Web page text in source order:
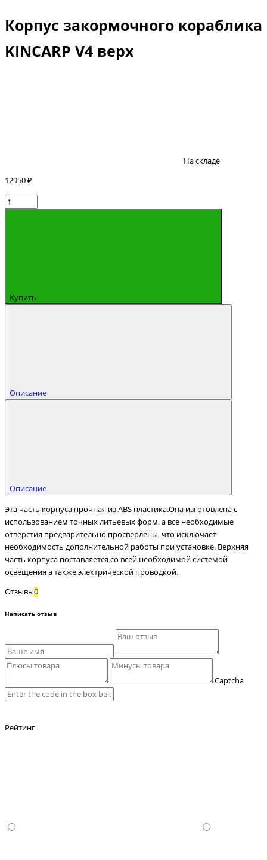
Корпус закормочного кораблика
KINCARP V4 верх
На складе
12950 ₽
Купить
Описание
Описание
Эта часть корпуса прочная из ABS пластика.Она изготовлена с
использованием точных литьевых форм, а все необходимые
отверстия предварительно просверлены, что исключает
необходимость дополнительной работы при установке. Верхняя
часть корпуса поставляется со всей необходимой системой
освещения а также электрической проводкой.
Отзывы0
Написать отзыв
Captcha
Рейтинг